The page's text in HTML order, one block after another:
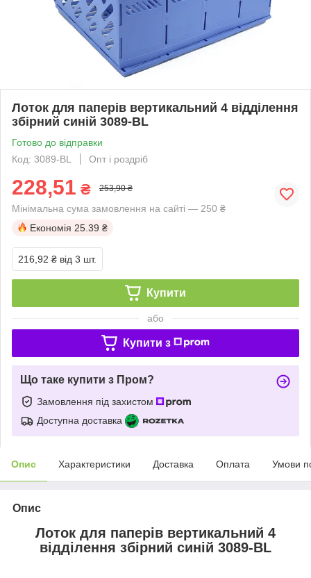
Лоток для паперів вертикальний 4 відділення
збірний синій 3089-BL
Готово до відправки
Код: 3089-BL
Опт і роздріб
228,51 ₴ 253,90 ₴
Мінімальна сума замовлення на сайті — 250 ₴
Економія 25.39 ₴
216,92 ₴ від 3 шт.
Купити
або
Купити з
Що таке купити з Пром?
Замовлення під захистом
Доступна доставка
Опис Характеристики Доставка Оплата Умови
Опис
Лоток для паперів вертикальний 4
відділення збірний синій 3089-BL